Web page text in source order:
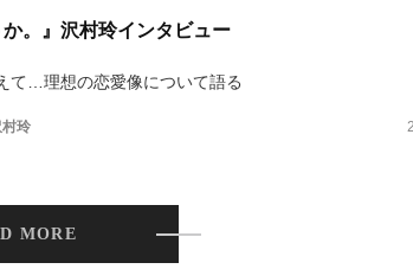
か。』沢村玲インタビュー
て…理想の恋愛像について語る
玲
MORE